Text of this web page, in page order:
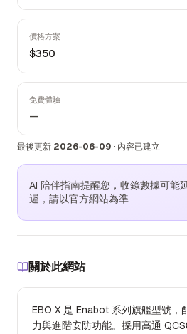
價格方案
$350
免費體驗
—
最後更新 2026-06-09 · 內容已建立
AI 陪伴指南提醒您，收錄數據可能
遲，請以官方網站為準
關於此網站
EBO X 是 Enabot 系列旗艦型號，
力與進階安防功能。採用高通